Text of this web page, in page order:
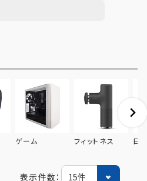
ゲーム フィットネス 日
表示件数：